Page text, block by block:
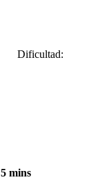
Dificultad:
5 mins